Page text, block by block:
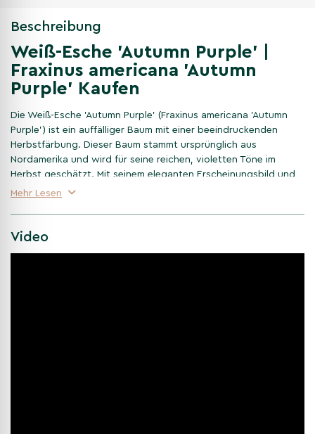
Beschreibung
Weiß-Esche 'Autumn Purple' |
Fraxinus americana 'Autumn
Purple' Kaufen
Die Weiß-Esche 'Autumn Purple' (Fraxinus americana 'Autumn
Purple') ist ein auffälliger Baum mit einer beeindruckenden
Herbstfärbung. Dieser Baum stammt ursprünglich aus
Nordamerika und wird für seine reichen, violetten Töne im
Herbst geschätzt. Mit seinem eleganten Erscheinungsbild und
robusten Eigenschaften ist er eine ausgezeichnete Wahl für
Wachstum und Größe der Weiß-
Mehr Lesen
Video